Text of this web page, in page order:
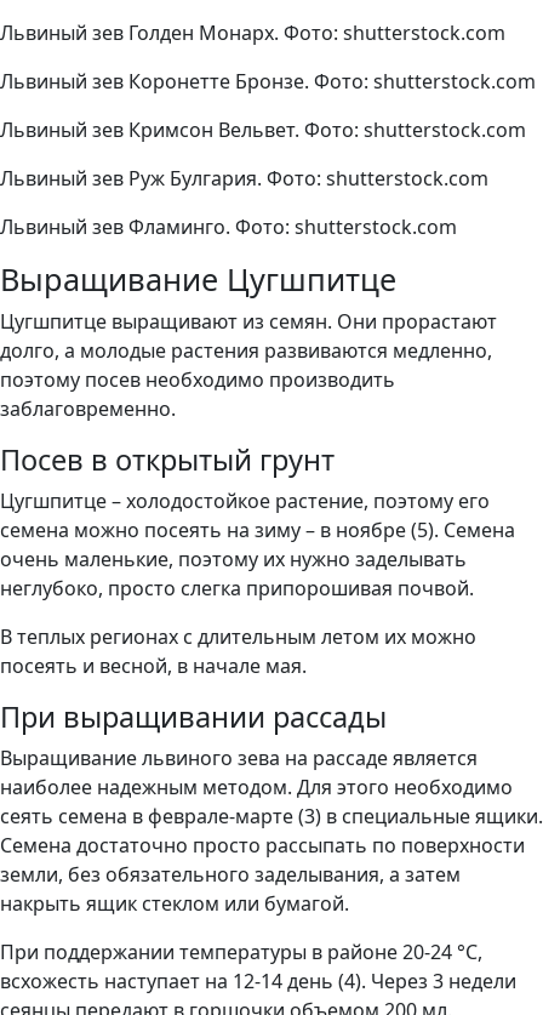
Львиный зев Голден Монарх. Фото: shutterstock.com
Львиный зев Коронетте Бронзе. Фото: shutterstock.com
Львиный зев Кримсон Вельвет. Фото: shutterstock.com
Львиный зев Руж Булгария. Фото: shutterstock.com
Львиный зев Фламинго. Фото: shutterstock.com
Выращивание Цугшпитце
Цугшпитце выращивают из семян. Они прорастают
долго, а молодые растения развиваются медленно,
поэтому посев необходимо производить
заблаговременно.
Посев в открытый грунт
Цугшпитце – холодостойкое растение, поэтому его
семена можно посеять на зиму – в ноябре (5). Семена
очень маленькие, поэтому их нужно заделывать
неглубоко, просто слегка припорошивая почвой.
В теплых регионах с длительным летом их можно
посеять и весной, в начале мая.
При выращивании рассады
Выращивание львиного зева на рассаде является
наиболее надежным методом. Для этого необходимо
сеять семена в феврале-марте (3) в специальные ящики.
Семена достаточно просто рассыпать по поверхности
земли, без обязательного заделывания, а затем
накрыть ящик стеклом или бумагой.
При поддержании температуры в районе 20-24 °C,
всхожесть наступает на 12-14 день (4). Через 3 недели